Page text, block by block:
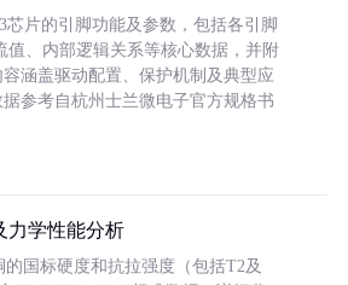
芯片的引脚功能及参数，包括各引脚
值、内部逻辑关系等核心数据，并附
涵盖驱动配置、保护机制及典型应
参考自杭州士兰微电子官方规格书
力学性能分析
国标硬度和抗拉强度（包括T2及